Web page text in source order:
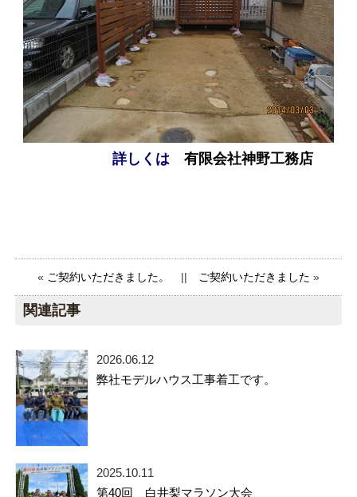
詳しくは 有限会社神野工務店
« ご契約いただきました。 || ご契約いただきました »
関連記事
2026.06.12
弊社モデルハウス工事着工です。
2025.10.11
第40回 白井梨マラソン大会